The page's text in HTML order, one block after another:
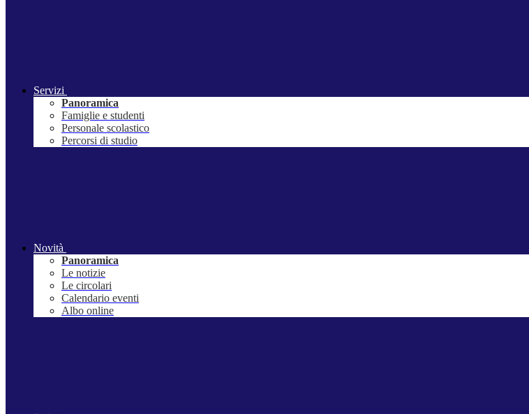
Servizi
Panoramica
Famiglie e studenti
Personale scolastico
Percorsi di studio
Novità
Panoramica
Le notizie
Le circolari
Calendario eventi
Albo online